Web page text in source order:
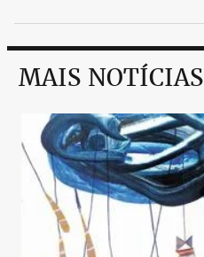
MAIS NOTÍCIAS